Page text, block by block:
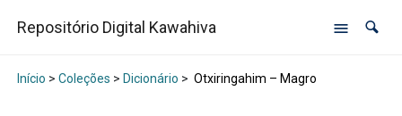
Repositório Digital Kawahiva
Início > Coleções > Dicionário > Otxiringahim – Magro